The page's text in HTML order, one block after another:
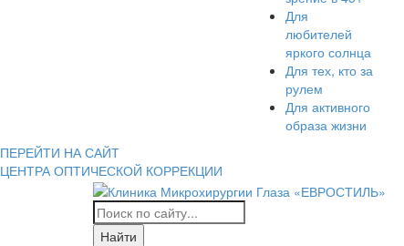
Для
любителей
яркого солнца
Для тех, кто за
рулем
Для активного
образа жизни
ПЕРЕЙТИ НА САЙТ
ЦЕНТРА ОПТИЧЕСКОЙ КОРРЕКЦИИ